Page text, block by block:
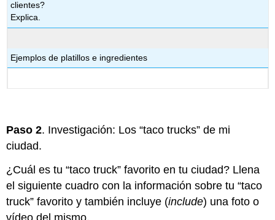
clientes?
Explica.
Ejemplos de platillos e ingredientes
Paso 2. Investigación: Los “taco trucks” de mi
ciudad.
¿Cuál es tu “taco truck” favorito en tu ciudad? Llena
el siguiente cuadro con la información sobre tu “taco
truck” favorito y también incluye (include) una foto o